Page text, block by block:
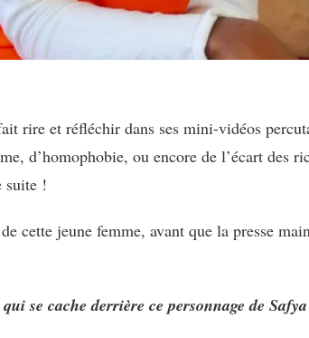
rire et réfléchir dans ses mini-vidéos
d’homophobie, ou encore de l’écart des
suite !
cette jeune femme, avant que la presse
se cache derrière ce personnage de